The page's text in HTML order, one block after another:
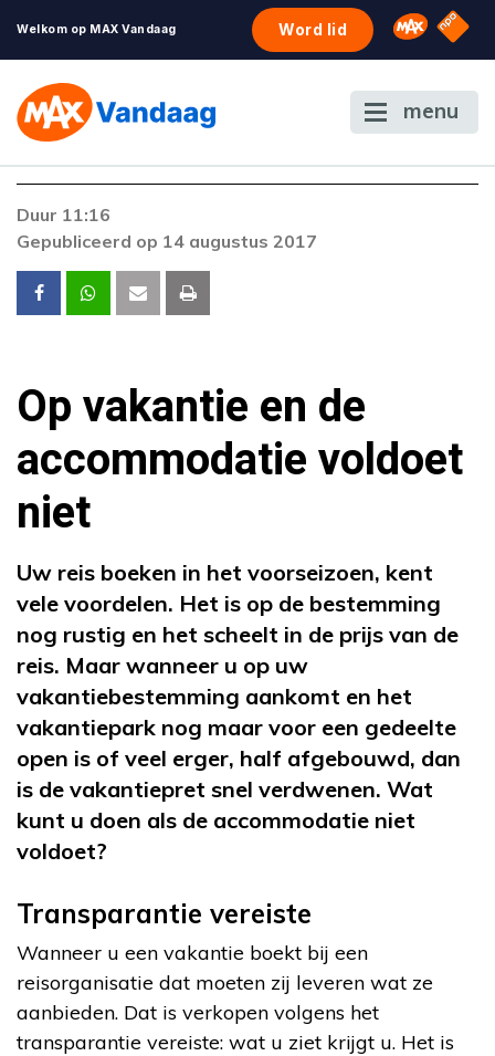
Welkom op MAX Vandaag Word lid Omroep
NPO
menu
De gewenste stream is op dit moment niet
voordoen, neem dan contact op met onze
klantenservice.
Duur 11:16
Gepubliceerd op 14 augustus 2017
Op vakantie en de
accommodatie voldoet
niet
Uw reis boeken in het voorseizoen, kent
vele voordelen. Het is op de bestemming
nog rustig en het scheelt in de prijs van de
reis. Maar wanneer u op uw
vakantiebestemming aankomt en het
vakantiepark nog maar voor een gedeelte
open is of veel erger, half afgebouwd, dan
is de vakantiepret snel verdwenen. Wat
kunt u doen als de accommodatie niet
voldoet?
Transparantie vereiste
Wanneer u een vakantie boekt bij een
reisorganisatie dat moeten zij leveren wat ze
aanbieden. Dat is verkopen volgens het
transparantie vereiste: wat u ziet krijgt u. Het is